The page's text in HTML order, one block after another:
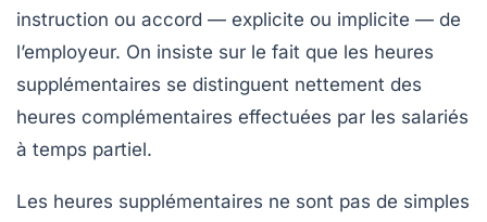
instruction ou accord — explicite ou implicite — de
l’employeur. On insiste sur le fait que les heures
supplémentaires se distinguent nettement des
heures complémentaires effectuées par les salariés
à temps partiel.
Les heures supplémentaires ne sont pas de simples